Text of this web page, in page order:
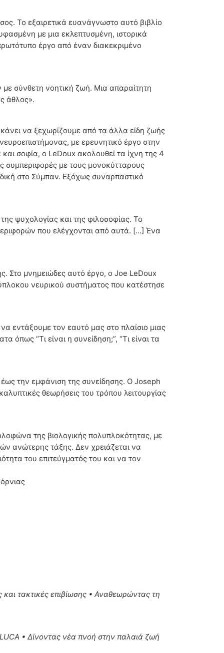
Το εξαιρετικά ευανάγνωστο αυτό βιβλίο
με μια εκλεπτυσμένη, ιστορικά
έργο από έναν διακεκριμένο
με σύνθετη νοητική ζωή. Μια απαραίτητη
άθλος».
να ξεχωρίζουμε από τα άλλα είδη ζωής
με ερευνητικό έργο στην
σοφία, ο LeDoux ακολουθεί τα ίχνη της 4
συμπεριφορές με τους μονοκύτταρους
στο Σύμπαν. Εξόχως συναρπαστικό
ψυχολογίας και της φιλοσοφίας. Το
που ελέγχονται από αυτά. [...] Ένα
Στο μνημειώδες αυτό έργο, ο Joe LeDoux
νευρικού συστήματος που κατέστησε
εντάξουμε τον εαυτό μας στο πλαίσιο μιας
όπως “Τι είναι η συνείδηση;”, “Τι είναι τα
την εμφάνιση της συνείδησης. Ο Joseph
θεωρήσεις του τρόπου λειτουργίας
της βιολογικής πολυπλοκότητας, με
ανώτερης τάξης. Δεν χρειάζεται να
του επιτεύγματός του και να τον
τακτικές επιβίωσης • Αναθεωρώντας τη
• Δίνοντας νέα πνοή στην παλαιά ζωή